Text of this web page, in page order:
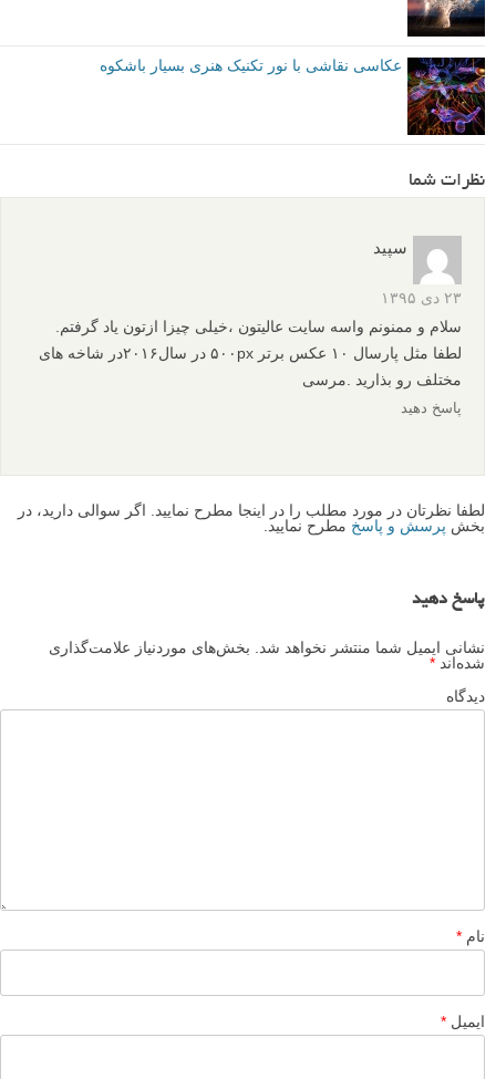
عکاسی نقاشی با نور تکنیک هنری بسیار باشکوه
نظرات شما
سپید
۲۳ دی ۱۳۹۵
سلام و ممنونم واسه سایت عالیتون ،خیلی چیزا ازتون یاد گرفتم.
لطفا مثل پارسال ۱۰ عکس برتر ۵۰۰px در سال۲۰۱۶در شاخه های
مختلف رو بذارید .مرسی
پاسخ دهید
لطفا نظرتان در مورد مطلب را در اینجا مطرح نمایید. اگر سوالی دارید، در
بخش پرسش و پاسخ مطرح نمایید.
پاسخ دهید
نشانی ایمیل شما منتشر نخواهد شد.
بخش‌های موردنیاز علامت‌گذاری
شده‌اند *
دیدگاه
نام *
ایمیل *